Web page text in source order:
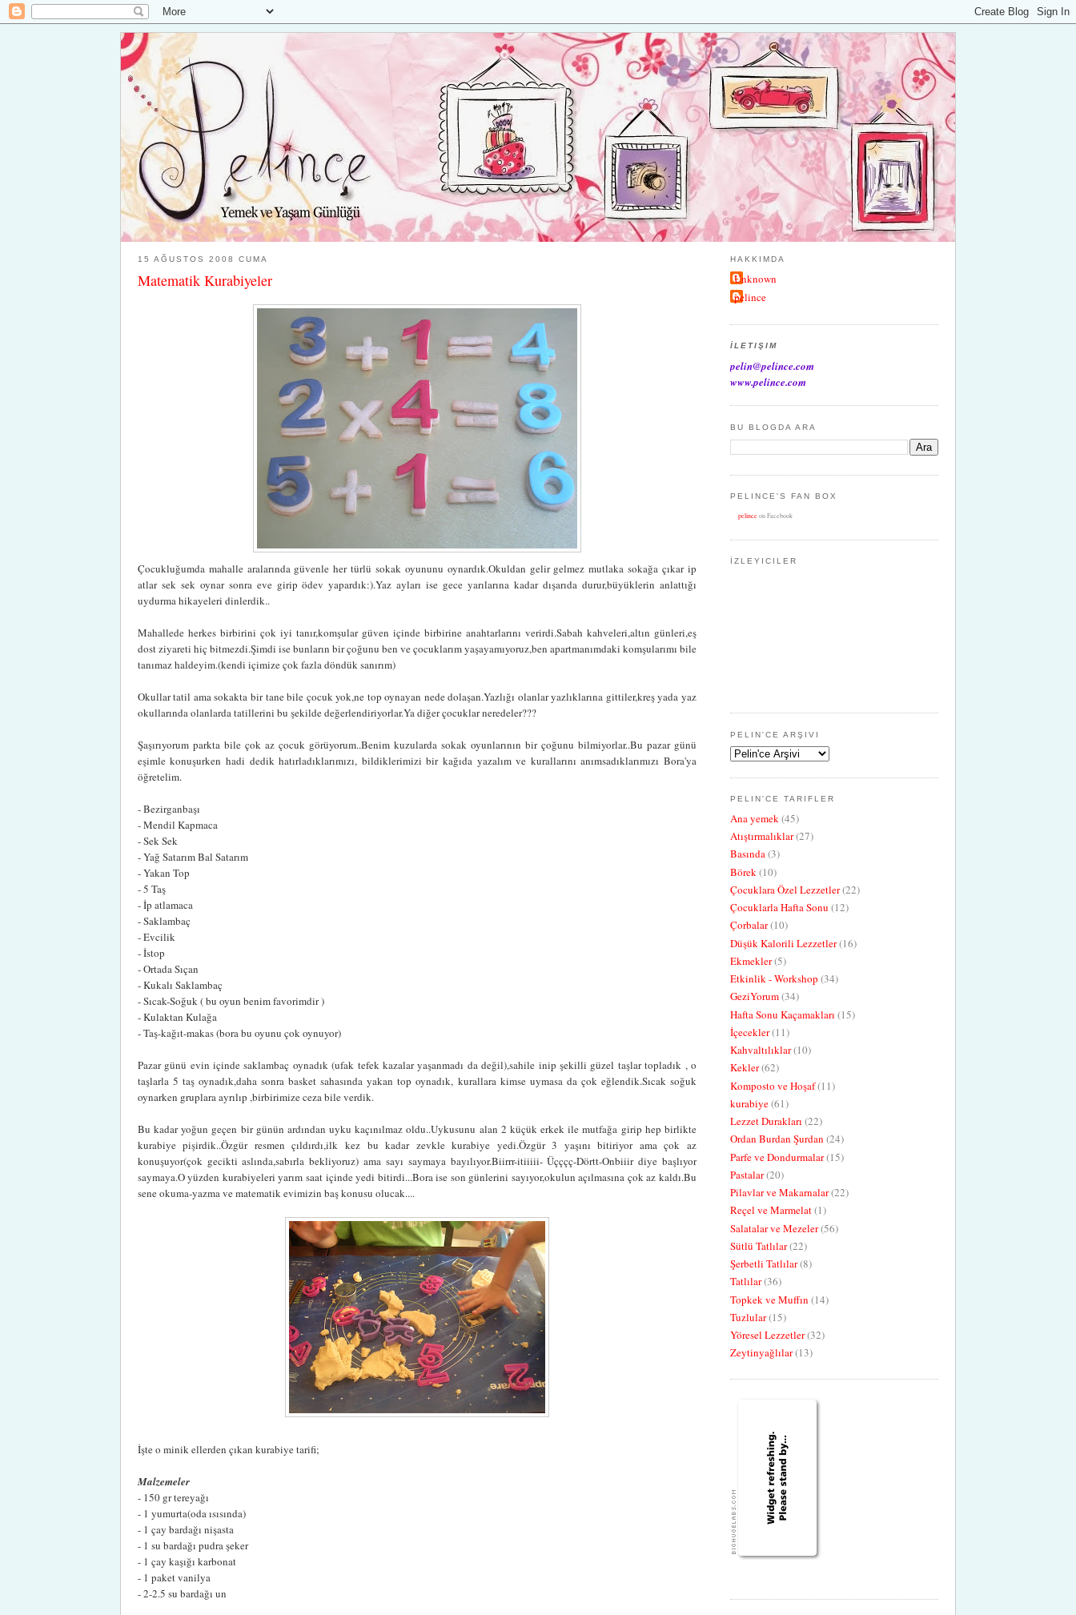
15 AĞUSTOS 2008 CUMA
Matematik Kurabiyeler
Çocukluğumda mahalle aralarında güvenle her türlü sokak oyununu oynardık.Okuldan gelir gelmez mutlaka sokağa çıkar ip
atlar sek sek oynar sonra eve girip ödev yapardık:).Yaz ayları ise gece yarılarına kadar dışarıda durur,büyüklerin anlattığı
uydurma hikayeleri dinlerdik..
Mahallede herkes birbirini çok iyi tanır,komşular güven içinde birbirine anahtarlarını verirdi.Sabah kahveleri,altın günleri,eş
dost ziyareti hiç bitmezdi.Şimdi ise bunların bir çoğunu ben ve çocuklarım yaşayamıyoruz,ben apartmanımdaki komşularımı bile
tanımaz haldeyim.(kendi içimize çok fazla döndük sanırım)
Okullar tatil ama sokakta bir tane bile çocuk yok,ne top oynayan nede dolaşan.Yazlığı olanlar yazlıklarına gittiler,kreş yada yaz
okullarında olanlarda tatillerini bu şekilde değerlendiriyorlar.Ya diğer çocuklar neredeler???
Şaşırıyorum parkta bile çok az çocuk görüyorum..Benim kuzularda sokak oyunlarının bir çoğunu bilmiyorlar..Bu pazar günü
eşimle konuşurken hadi dedik hatırladıklarımızı, bildiklerimizi bir kağıda yazalım ve kurallarını anımsadıklarımızı Bora'ya
öğretelim.
- Bezirganbaşı
- Mendil Kapmaca
- Sek Sek
- Yağ Satarım Bal Satarım
- Yakan Top
- 5 Taş
- İp atlamaca
- Saklambaç
- Evcilik
- İstop
- Ortada Sıçan
- Kukalı Saklambaç
- Sıcak-Soğuk ( bu oyun benim favorimdir )
- Kulaktan Kulağa
- Taş-kağıt-makas (bora bu oyunu çok oynuyor)
Pazar günü evin içinde saklambaç oynadık (ufak tefek kazalar yaşanmadı da değil),sahile inip şekilli güzel taşlar topladık , o
taşlarla 5 taş oynadık,daha sonra basket sahasında yakan top oynadık, kurallara kimse uymasa da çok eğlendik.Sıcak soğuk
oynarken gruplara ayrılıp ,birbirimize ceza bile verdik.
Bu kadar yoğun geçen bir günün ardından uyku kaçınılmaz oldu..Uykusunu alan 2 küçük erkek ile mutfağa girip hep birlikte
kurabiye pişirdik..Özgür resmen çıldırdı,ilk kez bu kadar zevkle kurabiye yedi.Özgür 3 yaşını bitiriyor ama çok az
konuşuyor(çok gecikti aslında,sabırla bekliyoruz) ama sayı saymaya bayılıyor.Biirrr-itiiiii- Üçççç-Dörtt-Onbiiir diye başlıyor
saymaya.O yüzden kurabiyeleri yarım saat içinde yedi bitirdi...Bora ise son günlerini sayıyor,okulun açılmasına çok az kaldı.Bu
sene okuma-yazma ve matematik evimizin baş konusu olucak....
İşte o minik ellerden çıkan kurabiye tarifi;
Malzemeler
- 150 gr tereyağı
- 1 yumurta(oda ısısında)
- 1 çay bardağı nişasta
- 1 su bardağı pudra şeker
- 1 çay kaşığı karbonat
- 1 paket vanilya
- 2-2.5 su bardağı un
HAKKIMDA
Unknown
pelince
İLETIŞIM
pelin@pelince.com
www.pelince.com
BU BLOGDA ARA
PELINCE'S FAN BOX
pelince on Facebook
İZLEYICILER
PELIN'CE ARŞIVI
PELIN'CE TARIFLER
Ana yemek(45)
Atıştırmalıklar(27)
Basında(3)
Börek(10)
Çocuklara Özel Lezzetler(22)
Çocuklarla Hafta Sonu (12)
Çorbalar(10)
Düşük Kalorili Lezzetler(16)
Ekmekler(5)
Etkinlik - Workshop (34)
GeziYorum(34)
Hafta Sonu Kaçamakları (15)
İçecekler(11)
Kahvaltılıklar(10)
Kekler(62)
Komposto ve Hoşaf(11)
kurabiye(61)
Lezzet Durakları (22)
Ordan Burdan Şurdan (24)
Parfe ve Dondurmalar(15)
Pastalar(20)
Pilavlar ve Makarnalar(22)
Reçel ve Marmelat(1)
Salatalar ve Mezeler(56)
Sütlü Tatlılar(22)
Şerbetli Tatlılar(8)
Tatlılar(36)
Topkek ve Muffın (14)
Tuzlular(15)
Yöresel Lezzetler(32)
Zeytinyağlılar(13)